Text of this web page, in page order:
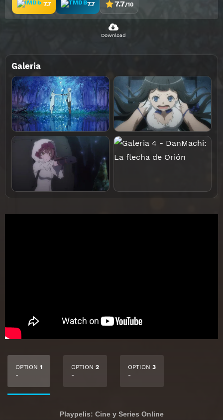
7.7 7.7 7.7/10
Download
Galeria
OPTION 1
-
OPTION 2
-
OPTION 3
-
Playpelis: Cine y Series Online